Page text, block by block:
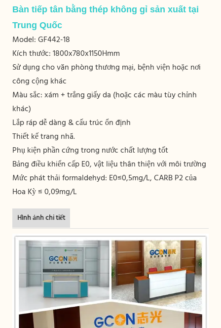
Bàn tiếp tân bằng thép không gỉ sản xuất tại
Trung Quốc
Model: GF442-18
Kích thước:1800x780x1150Hmm
Sử dụng cho văn phòng thương mại, bệnh viện hoặc nơi
công cộng khác
Màu sắc: xám + trắng giấy da (hoặc các màu tùy chỉnh
khác)
Lắp ráp dễ dàng & cấu trúc ổn định
Thiết kế trang nhã.
Phụ kiện phần cứng trong nước chất lượng tốt
Bảng điều khiển cấp E0, vật liệu thân thiện với môi trường
Mức phát thải formaldehyd: E0≤0,5mg/L, CARB P2 của
Hoa Kỳ ≤ 0,09mg/L
Hình ảnh chi tiết